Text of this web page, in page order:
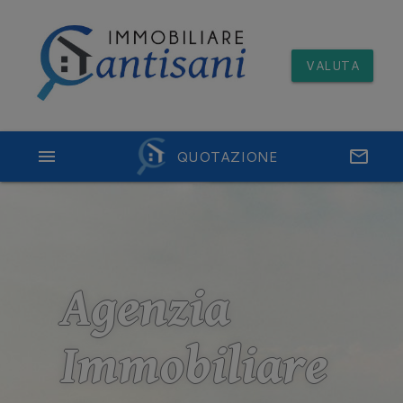
VALUTA
QUOTAZIONE email
menu
Agenzia
Immobiliare